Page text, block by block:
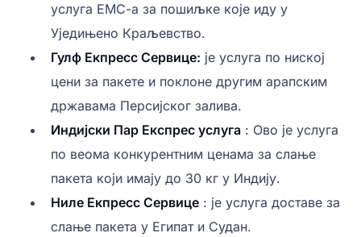
услуга ЕМС-а за пошиљке које иду у
Уједињено Краљевство.
Гулф Екпресс Сервице: је услуга по ниској
цени за пакете и поклоне другим арапским
државама Персијског залива.
Индијски Пар Експрес услуга : Ово је услуга
по веома конкурентним ценама за слање
пакета који имају до 30 кг у Индију.
Ниле Екпресс Сервице : је услуга доставе за
слање пакета у Египат и Судан.